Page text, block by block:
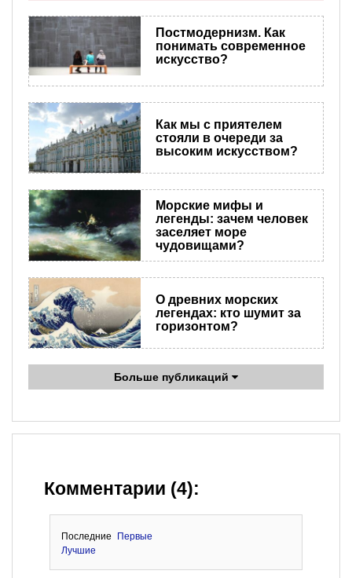
Постмодернизм. Как
понимать современное
искусство?
Как мы с приятелем
стояли в очереди за
высоким искусством?
Морские мифы и
легенды: зачем человек
заселяет море
чудовищами?
О древних морских
легендах: кто шумит за
горизонтом?
Больше публикаций
Комментарии (4):
Последние
Первые
Лучшие